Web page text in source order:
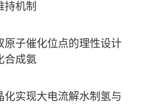
持机制
原子催化位点的理性设计
合成氨
化实现大电流解水制氢与